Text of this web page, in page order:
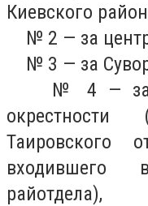
Киевского
№ 2 — за
№ 3 — за
№ 4 — за
Таировского
входившего
райотдела),